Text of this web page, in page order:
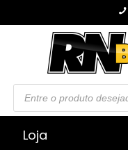
Pesquisar
produtos
Loja